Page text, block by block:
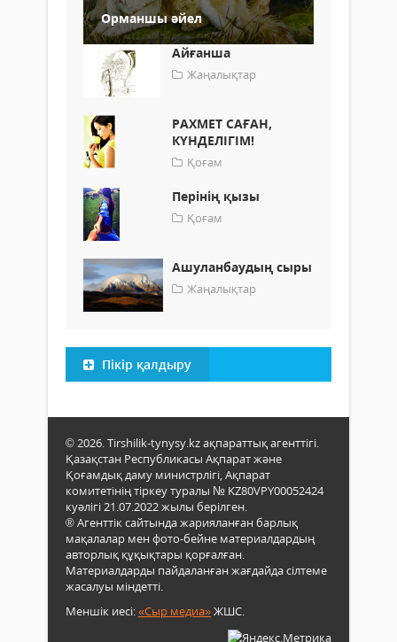
Орманшы әйел
Айғанша
Жаңалықтар
РАХМЕТ САҒАН,
КҮНДЕЛІГІМ!
Қоғам
Перінің қызы
Қоғам
Ашуланбаудың сыры
Жаңалықтар
Пікір қалдыру
© 2026. Tirshilik-tynysy.kz ақпараттық агенттігі.
Қазақстан Республикасы Ақпарат және
Қоғамдық даму министрлігі, Ақпарат
комитетінің тіркеу туралы № KZ80VPY00052424
куәлігі 21.07.2022 жылы берілген.
® Агенттік сайтында жарияланған барлық
мақалалар мен фото-бейне материалдардың
авторлық құқықтары қорғалған.
Материалдарды пайдаланған жағдайда сілтеме
жасалуы міндетті.
Меншік иесі:«Сыр медиа»ЖШС.